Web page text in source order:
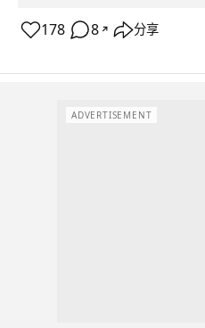
178 8 ↗ 分享
ADVERTISEMENT